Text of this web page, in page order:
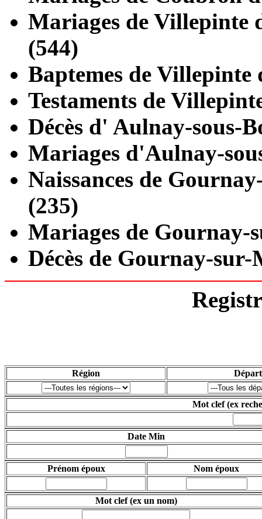
Mariages de Villepinte
(544)
Baptemes de Villepinte
Testaments de
Décès d' Aulnay-sous-
Mariages d'Aulnay-
Naissances de
(235)
Mariages de Gournay-
Décès de Gournay-sur-
Région
Mot clef(ex
Date Min
Prénom époux Nom époux
Mot clef(ex un nom)